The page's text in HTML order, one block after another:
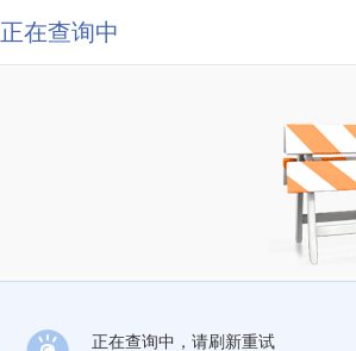
正在查询中
正在查询中，请刷新重试